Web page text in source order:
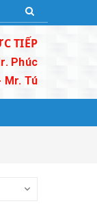
TIẾP
Phúc
Mr. Tú